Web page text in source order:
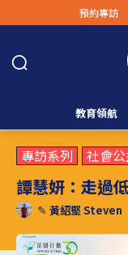
預約專訪
教育領航
專訪系列 社會
譚慧妍：走過
✎ 黃紹堅 Steven